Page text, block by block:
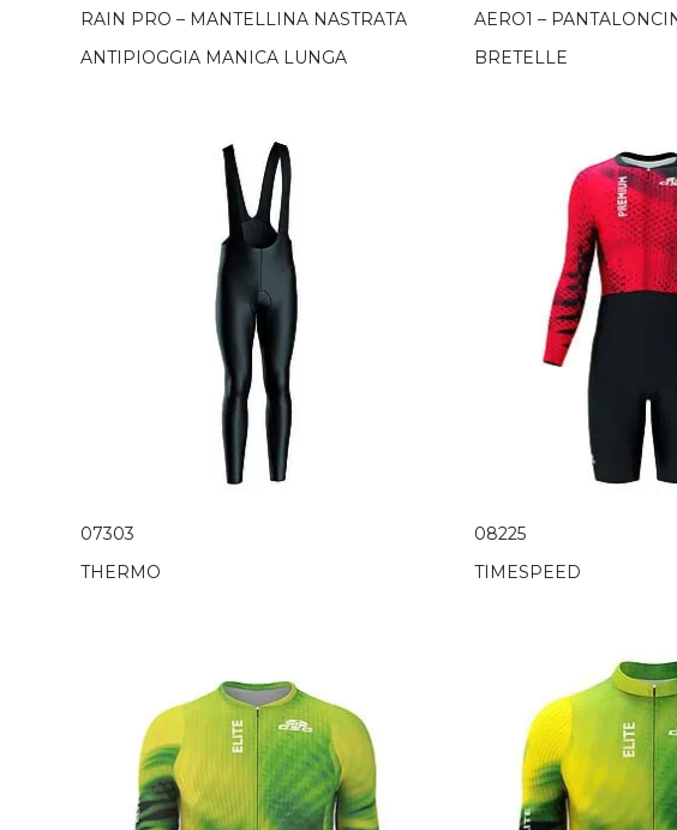
RAIN PRO – MANTELLINA NASTRATA
ANTIPIOGGIA MANICA LUNGA
AERO1 –
BRETELLE
07303
THERMO
08225
TIMESPEED